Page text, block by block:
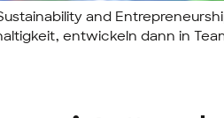
and
entwickeln dann in